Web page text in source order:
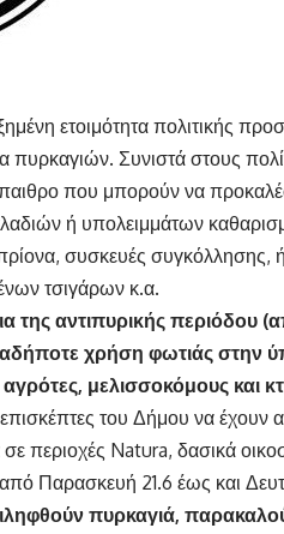
ετοιμότητα πολιτικής
Συνιστά στους
που μπορούν να
ή υπολειμμάτων
συσκευές συγκόλλησης,
τσιγάρων κ.α.
της αντιπυρικής περιόδου
χρήση φωτιάς στην
αγρότες, μελισσοκόμους και
επισκέπτες του Δήμου να
περιοχές Natura, δασικά
Παρασκευή 21.6 έως και
πυρκαγιά,